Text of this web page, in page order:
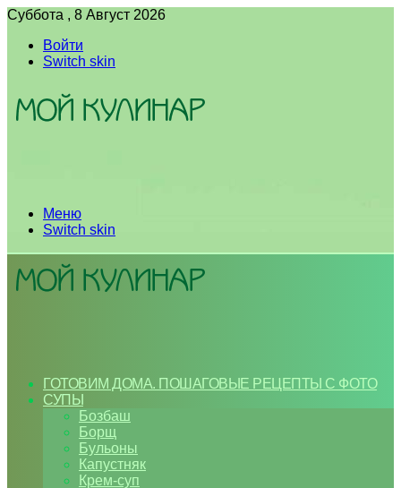
Суббота , 8 Август 2026
Войти
Switch skin
Меню
Switch skin
ГОТОВИМ ДОМА. ПОШАГОВЫЕ РЕЦЕПТЫ С ФОТО
СУПЫ
Бозбаш
Борщ
Бульоны
Капустняк
Крем-суп